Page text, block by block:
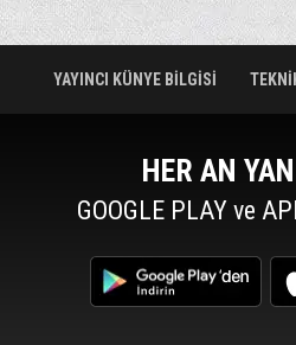
YAYINCI KÜNYE BİLGİSİ
HER AN
GOOGLE PLAY ve